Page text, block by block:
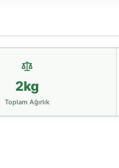
2kg
Toplam Ağırlık